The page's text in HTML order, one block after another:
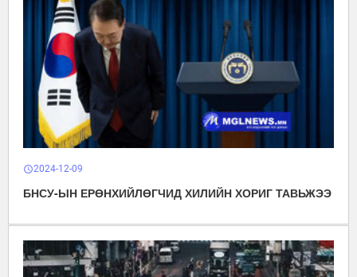
schedule2024-12-09
БНСУ-ЫН ЕРӨНХИЙЛӨГЧИД ХИЛИЙН ХОРИГ ТАВЬЖЭЭ